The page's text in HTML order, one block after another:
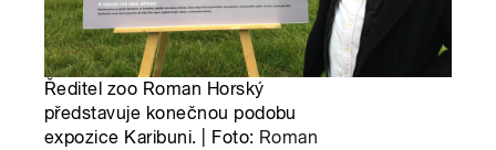
Ředitel zoo Roman Horský
představuje konečnou podobu
expozice Karibuni. | Foto: Roman